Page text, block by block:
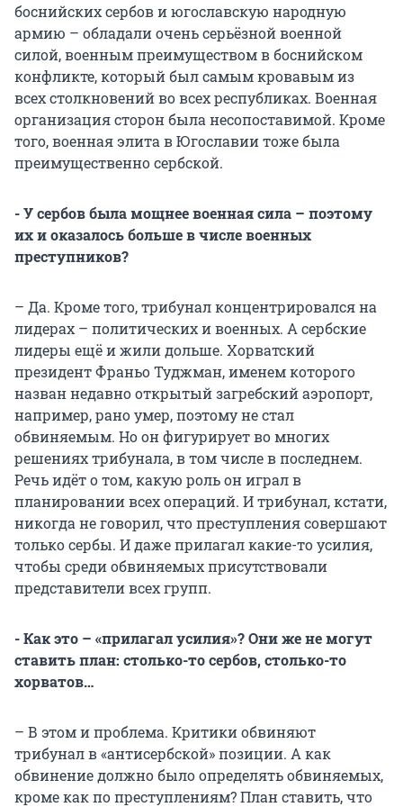
боснийских сербов и югославскую народную
армию – обладали очень серьёзной военной
силой, военным преимуществом в боснийском
конфликте, который был самым кровавым из
всех столкновений во всех республиках. Военная
организация сторон была несопоставимой. Кроме
того, военная элита в Югославии тоже была
преимущественно сербской.
- У сербов была мощнее военная сила – поэтому
их и оказалось больше в числе военных
преступников?
– Да. Кроме того, трибунал концентрировался на
лидерах – политических и военных. А сербские
лидеры ещё и жили дольше. Хорватский
президент Франьо Туджман, именем которого
назван недавно открытый загребский аэропорт,
например, рано умер, поэтому не стал
обвиняемым. Но он фигурирует во многих
решениях трибунала, в том числе в последнем.
Речь идёт о том, какую роль он играл в
планировании всех операций. И трибунал, кстати,
никогда не говорил, что преступления совершают
только сербы. И даже прилагал какие-то усилия,
чтобы среди обвиняемых присутствовали
представители всех групп.
- Как это – «прилагал усилия»? Они же не могут
ставить план: столько-то сербов, столько-то
хорватов…
– В этом и проблема. Критики обвиняют
трибунал в «антисербской» позиции. А как
обвинение должно было определять обвиняемых,
кроме как по преступлениям? План ставить, что